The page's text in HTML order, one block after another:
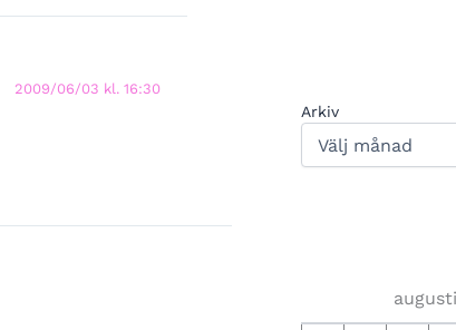
2009/06/03 kl. 16:30
Arkiv